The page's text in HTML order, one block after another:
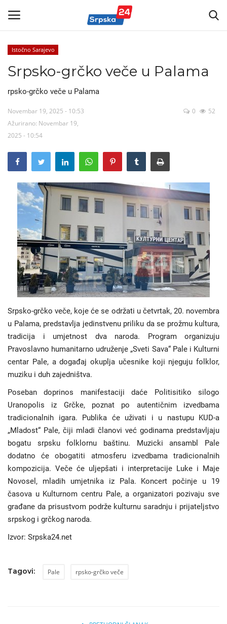
Vijesti
Kontakt
Politika
Sport
Korona Virus
Auto-moto
Hronika
Gradovi
Biznis
Jezik
Latinica Ћирилица
Istočno Sarajevo
Srpsko-grčko veče u Palama
rpsko-grčko veče u Palama
Novembar 19, 2025 - 10:53
Ažurirano: Novembar 19,
2025 - 10:54
0 52
Srpsko-grčko veče, koje će se održati u četvrtak, 20. novembra
u Palama, predstavlja jedinstvenu priliku da se prožmu kultura,
tradicija i umjetnost dva naroda. Program organizuju
Pravoslavno humanitarno udruženje „Sveti Sava“ Pale i Kulturni
centar Pale, a događaj okuplja učesnike koji njeguju folklor,
muziku i duh zajedništva.
Poseban doprinos manifestaciji daće Politisitiko silogo
Uranopolis iz Grčke, poznat po autentičnim izvedbama
tradicionalnih igara. Publika će uživati i u nastupu KUD-a
„Mladost“ Pale, čiji mladi članovi već godinama predstavljaju
bogatu srpsku folklornu baštinu. Muzicki ansambl Pale
dodatno će obogatiti atmosferu izvedbama tradicionalnih
kompozicija. Veče će uljepšati i interpretacije Luke i Maje
Novosel, mladih umjetnika iz Pala. Koncert počinje u 19
časova u Kulturnom centru Pale, a organizatori pozivaju sve
građane da prisustvom podrže kulturnu saradnju i prijateljstvo
srpskog i grčkog naroda.
Izvor: Srpska24.net
Tagovi: Pale rpsko-grčko veče